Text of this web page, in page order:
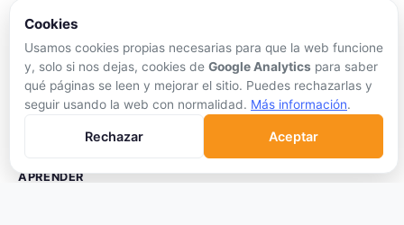
Blockchains
Hardware Wallets
Software Wallets
Mejor Wallet
Gastar Criptomonedas
APRENDER
Cookies
Usamos cookies propias necesarias para que la web funcione
y, solo si nos dejas, cookies de Google Analytics para saber
qué páginas se leen y mejorar el sitio. Puedes rechazarlas y
seguir usando la web con normalidad. Más información.
Rechazar Aceptar